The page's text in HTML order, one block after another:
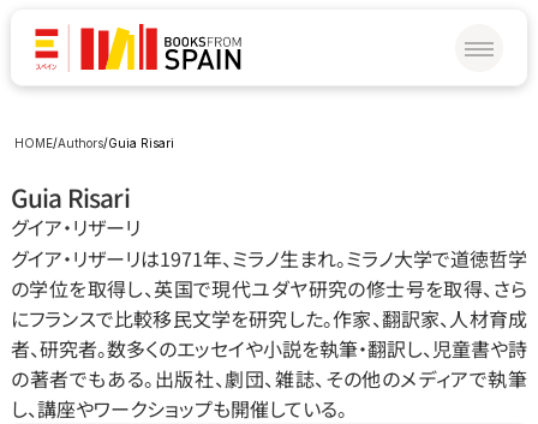
HOME/Authors/Guia Risari
Guia Risari
グイア・リザーリ
グイア・リザーリは1971年、ミラノ生まれ。ミラノ大学で道徳哲学
の学位を取得し、英国で現代ユダヤ研究の修士号を取得、さら
にフランスで比較移民文学を研究した。作家、翻訳家、人材育成
者、研究者。数多くのエッセイや小説を執筆・翻訳し、児童書や詩
の著者でもある。出版社、劇団、雑誌、その他のメディアで執筆
し、講座やワークショップも開催している。